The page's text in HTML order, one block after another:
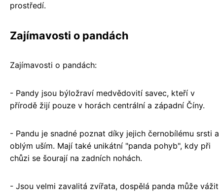
prostředí.
Zajímavosti o pandách
Zajímavosti o pandách:
- Pandy jsou býložraví medvědovití savec, kteří v
přírodě žijí pouze v horách centrální a západní Číny.
- Pandu je snadné poznat díky jejich černobílému srsti a
oblým uším. Mají také unikátní "panda pohyb", kdy při
chůzi se šourají na zadních nohách.
- Jsou velmi zavalitá zvířata, dospělá panda může vážit